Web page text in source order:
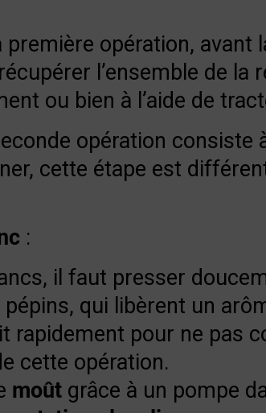
première opération, avant
l’ensemble de la
ou bien à l’aide de
opération consiste
cette étape est
:
il faut presser
qui libèrent un
rapidement pour ne pas
cette opération.
moût grâce à un pompe